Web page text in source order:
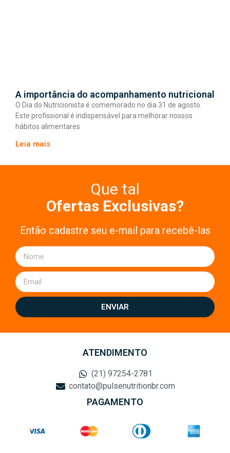
A importância do acompanhamento nutricional
O Dia do Nutricionista é comemorado no dia 31 de agosto.
Este profissional é indispensável para melhorar nossos
hábitos alimentares
Leia mais
Que tal
Ofertas Exclusivas?
Então cadastre seu e-mail para recebê-las
ENVIAR
ATENDIMENTO
(21) 97254-2781
contato@pulsenutritionbr.com
PAGAMENTO